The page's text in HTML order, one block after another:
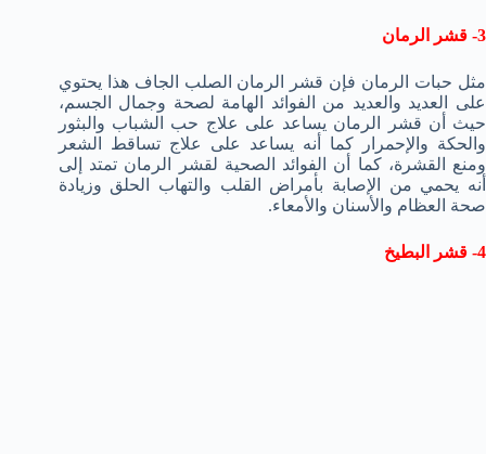
3- قشر الرمان
مثل حبات الرمان فإن قشر الرمان الصلب الجاف هذا يحتوي
على العديد والعديد من الفوائد الهامة لصحة وجمال الجسم،
حيث أن قشر الرمان يساعد على علاج حب الشباب والبثور
والحكة والإحمرار كما أنه يساعد على علاج تساقط الشعر
ومنع القشرة، كما أن الفوائد الصحية لقشر الرمان تمتد إلى
أنه يحمي من الإصابة بأمراض القلب والتهاب الحلق وزيادة
صحة العظام والأسنان والأمعاء.
4- قشر البطيخ